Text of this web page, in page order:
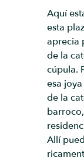
Aquí
esta
aprecia
de la
cúpula.
esa
de la
Allí